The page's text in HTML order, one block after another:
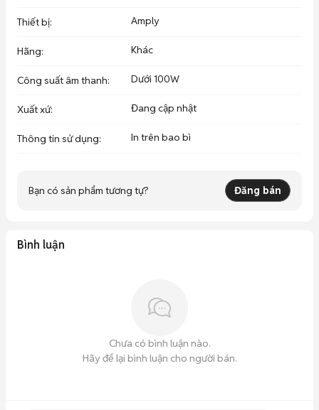
Thiết bị: Amply
Hãng: Khác
Công suất âm thanh: Dưới 100W
Xuất xứ: Đang cập nhật
Thông tin sử dụng: In trên bao bì
Bạn có sản phẩm tương tự? Đăng bán
Bình luận
Chưa có bình luận nào.
Hãy để lại bình luận cho người bán.